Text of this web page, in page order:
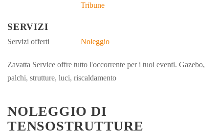
Tribune
SERVIZI
Servizi offerti Noleggio
Zavatta Service offre tutto l'occorrente per i tuoi eventi. Gazebo,
palchi, strutture, luci, riscaldamento
NOLEGGIO DI
TENSOSTRUTTURE